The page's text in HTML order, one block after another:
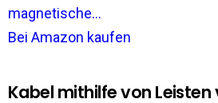
magnetische...
Bei Amazon kaufen
Kabel mithilfe von